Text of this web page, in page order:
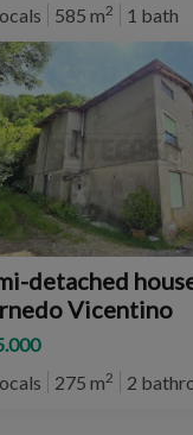
585 m2 1 bath
detached
Vicentino
275 m2 2